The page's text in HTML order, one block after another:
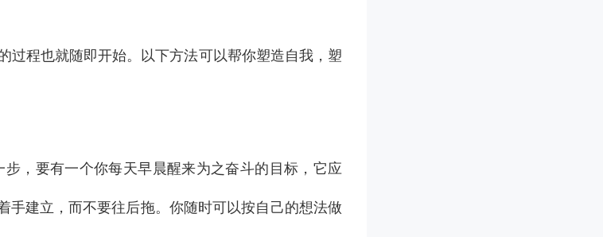
程也就随即开始。以下方法可以帮你塑造自我，塑
，要有一个你每天早晨醒来为之奋斗的目标，它应
手建立，而不要往后拖。你随时可以按自己的想法做